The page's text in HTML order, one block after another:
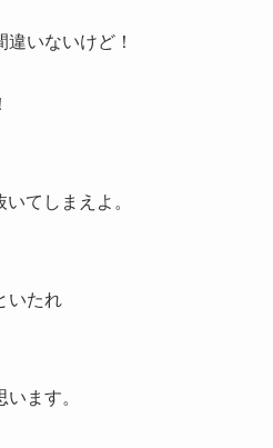
いないけど！
てしまえよ。
いたれ
ます。